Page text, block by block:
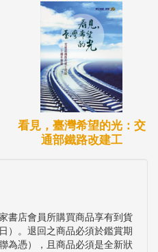
看見，臺灣希望的光：交
通部鐵路改建工
書店會員所購買商品享有到貨
）。退回之商品必須於鑑賞期
為憑），且商品必須是全新狀